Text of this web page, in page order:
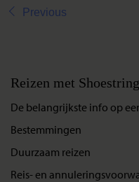
Previous
Reizen met Shoestring
De belangrijkste info op
Bestemmingen
Duurzaam reizen
Reis- en